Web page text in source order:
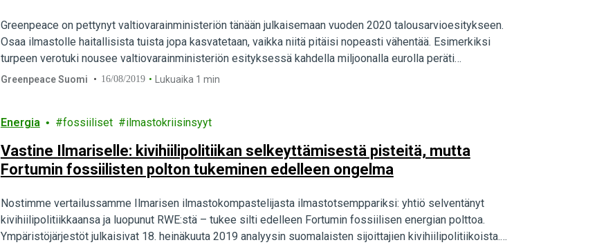
Greenpeace on pettynyt valtiovarainministeriön tänään julkaisemaan vuoden 2020 talousarvioesitykseen.
Osaa ilmastolle haitallisista tuista jopa kasvatetaan, vaikka niitä pitäisi nopeasti vähentää. Esimerkiksi
turpeen verotuki nousee valtiovarainministeriön esityksessä kahdella miljoonalla eurolla peräti…
Greenpeace Suomi 16/08/2019 Lukuaika 1 min
Energia fossiiliset ilmastokriisinsyyt
Vastine Ilmariselle: kivihiilipolitiikan selkeyttämisestä pisteitä, mutta
Fortumin fossiilisten polton tukeminen edelleen ongelma
Nostimme vertailussamme Ilmarisen ilmastokompastelijasta ilmastotsemppariksi: yhtiö selventänyt
kivihiilipolitiikkaansa ja luopunut RWE:stä – tukee silti edelleen Fortumin fossiilisen energian polttoa.
Ympäristöjärjestöt julkaisivat 18. heinäkuuta 2019 analyysin suomalaisten sijoittajien kivihiilipolitiikoista.